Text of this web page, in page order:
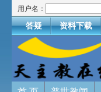
用户名：
答疑 资料下载